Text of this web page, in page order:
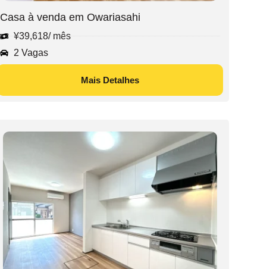
Casa à venda em Owariasahi
¥39,618/ mês
2 Vagas
Mais Detalhes